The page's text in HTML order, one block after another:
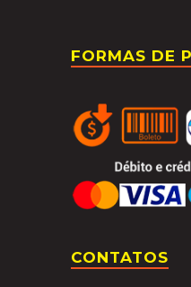
FORMAS DE
CONTATOS